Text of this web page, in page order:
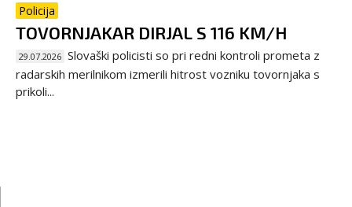
Policija
TOVORNJAKAR DIRJAL S 116 KM/H
29.07.2026 Slovaški policisti so pri redni kontroli prometa z
radarskih merilnikom izmerili hitrost vozniku tovornjaka s
prikoli...